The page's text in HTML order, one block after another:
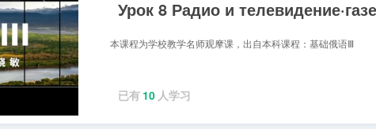
本课程为学校教学名师观摩课，出自本科课程：基础俄语Ⅲ
已有 10 人学习